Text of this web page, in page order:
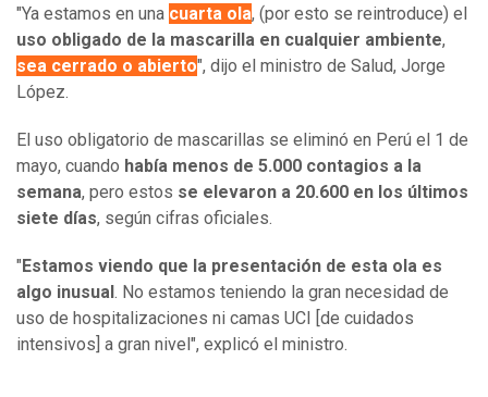
"Ya estamos en una cuarta ola, (por esto se reintroduce) el
uso obligado de la mascarilla en cualquier ambiente,
sea cerrado o abierto", dijo el ministro de Salud, Jorge
López.
El uso obligatorio de mascarillas se eliminó en Perú el 1 de
mayo, cuando había menos de 5.000 contagios a la
semana, pero estos se elevaron a 20.600 en los últimos
siete días, según cifras oficiales.
" Estamos viendo que la presentación de esta ola es
algo inusual . No estamos teniendo la gran necesidad de
uso de hospitalizaciones ni camas UCI [de cuidados
intensivos] a gran nivel", explicó el ministro.